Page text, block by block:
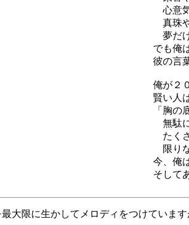
心意
真珠
夢だ
でも俺
彼の言
俺が２
賢い人
「胸の
無駄
たく
限り
今、俺
そして
大限に生かしてメロディをつけていま